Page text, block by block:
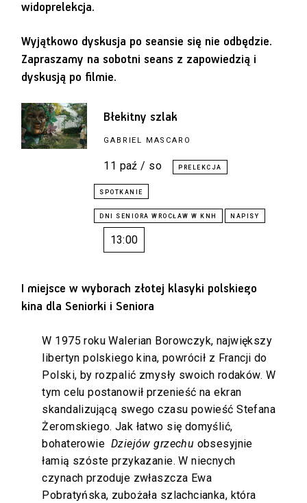
widoprelekcja.
Wyjątkowo dyskusja po seansie się nie odbędzie.
Zapraszamy na sobotni seans z zapowiedzią i
dyskusją po filmie.
Błekitny szlak
GABRIEL MASCARO
11 paź / so
13:00
I miejsce w wyborach złotej klasyki polskiego
kina dla Seniorki i Seniora
W 1975 roku Walerian Borowczyk, największy
libertyn polskiego kina, powrócił z Francji do
Polski, by rozpalić zmysły swoich rodaków. W
tym celu postanowił przenieść na ekran
skandalizującą swego czasu powieść Stefana
Żeromskiego. Jak łatwo się domyślić,
bohaterowie Dziejów grzechu obsesyjnie
łamią szóste przykazanie. W niecnych
czynach przoduje zwłaszcza Ewa
Pobratyńska, zubożała szlachcianka, która